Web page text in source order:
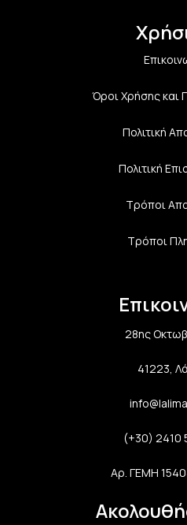
Όροι Χρήσης και
Πολιτική
Πολιτική
Τρόποι
Τρόποι
28ης
41223,
(+30) 2410
Αρ. ΓΕΜΗ